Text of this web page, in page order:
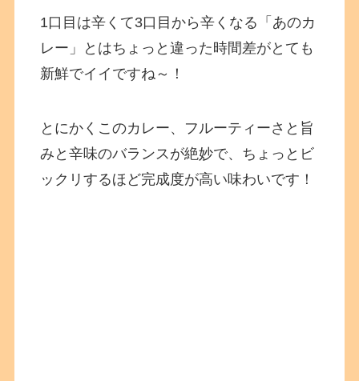
1口目は辛くて3口目から辛くなる「あのカ
レー」とはちょっと違った時間差がとても
新鮮でイイですね～！
とにかくこのカレー、フルーティーさと旨
みと辛味のバランスが絶妙で、ちょっとビ
ックリするほど完成度が高い味わいです！